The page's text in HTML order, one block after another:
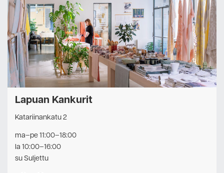
Lapuan Kankurit
Katariinankatu 2
ma–pe 11:00–18:00
la 10:00–16:00
su Suljettu